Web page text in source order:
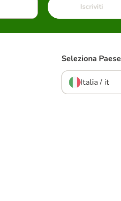
Iscriviti
Seleziona Paese
Italia / it